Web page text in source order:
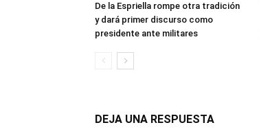
De la Espriella rompe otra tradición
y dará primer discurso como
presidente ante militares
DEJA UNA RESPUESTA